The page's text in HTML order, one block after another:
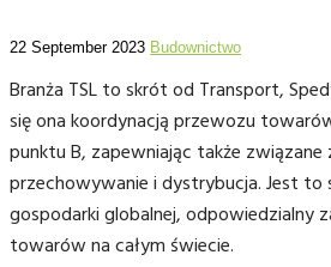
22 September 2023 Budownictwo
Branża TSL to skrót od Transport,
się ona koordynacją przewozu
punktu B, zapewniając także związane
przechowywanie i dystrybucja. Jest to
gospodarki globalnej, odpowiedzialny
towarów na całym świecie.